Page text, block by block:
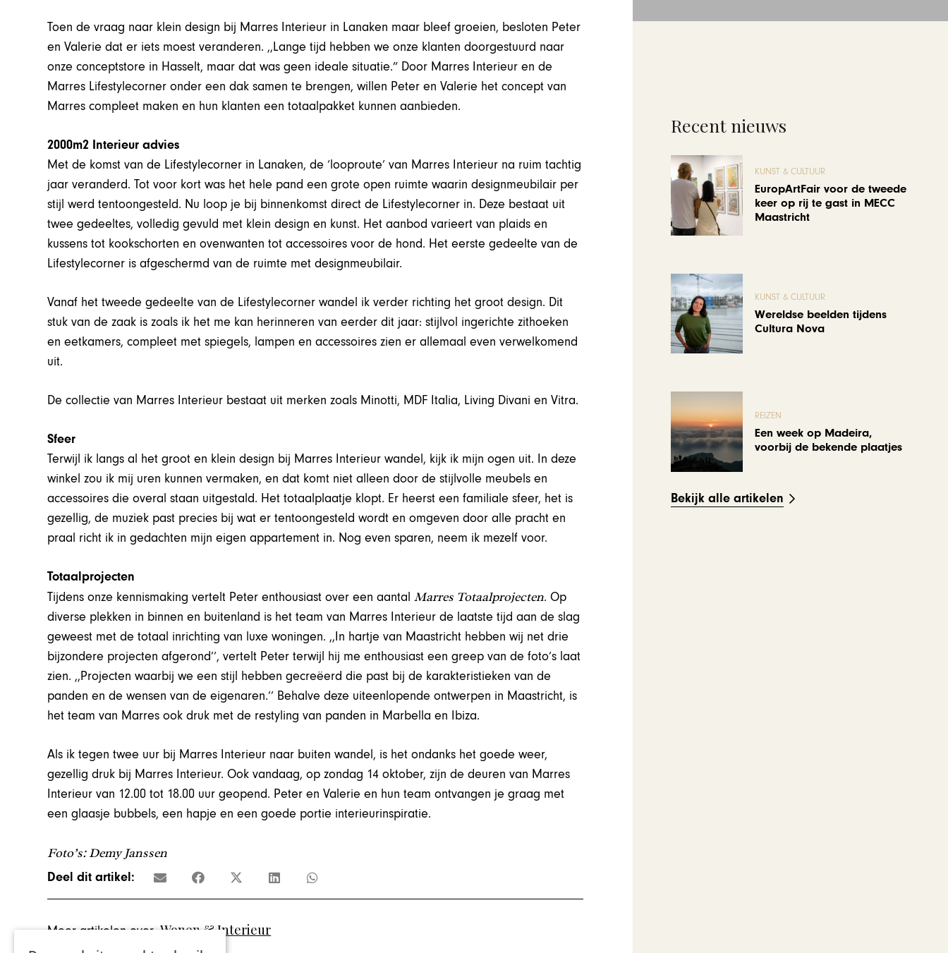
Toen de vraag naar klein design bij Marres Interieur in Lanaken maar bleef groeien, besloten Peter
en Valerie dat er iets moest veranderen. ,,Lange tijd hebben we onze klanten doorgestuurd naar
onze conceptstore in Hasselt, maar dat was geen ideale situatie.” Door Marres Interieur en de
Marres Lifestylecorner onder een dak samen te brengen, willen Peter en Valerie het concept van
Marres compleet maken en hun klanten een totaalpakket kunnen aanbieden.
2000m2 Interieur advies
Met de komst van de Lifestylecorner in Lanaken, de ‘looproute’ van Marres Interieur na ruim tachtig
jaar veranderd. Tot voor kort was het hele pand een grote open ruimte waarin designmeubilair per
stijl werd tentoongesteld. Nu loop je bij binnenkomst direct de Lifestylecorner in. Deze bestaat uit
twee gedeeltes, volledig gevuld met klein design en kunst. Het aanbod varieert van plaids en
kussens tot kookschorten en ovenwanten tot accessoires voor de hond. Het eerste gedeelte van de
Lifestylecorner is afgeschermd van de ruimte met designmeubilair.
Vanaf het tweede gedeelte van de Lifestylecorner wandel ik verder richting het groot design. Dit
stuk van de zaak is zoals ik het me kan herinneren van eerder dit jaar: stijlvol ingerichte zithoeken
en eetkamers, compleet met spiegels, lampen en accessoires zien er allemaal even verwelkomend
uit.
De collectie van Marres Interieur bestaat uit merken zoals Minotti, MDF Italia, Living Divani en Vitra.
Sfeer
Terwijl ik langs al het groot en klein design bij Marres Interieur wandel, kijk ik mijn ogen uit. In deze
winkel zou ik mij uren kunnen vermaken, en dat komt niet alleen door de stijlvolle meubels en
accessoires die overal staan uitgestald. Het totaalplaatje klopt. Er heerst een familiale sfeer, het is
gezellig, de muziek past precies bij wat er tentoongesteld wordt en omgeven door alle pracht en
praal richt ik in gedachten mijn eigen appartement in. Nog even sparen, neem ik mezelf voor.
Totaalprojecten
Tijdens onze kennismaking vertelt Peter enthousiast over een aantalMarres Totaalprojecten. Op
diverse plekken in binnen en buitenland is het team van Marres Interieur de laatste tijd aan de slag
geweest met de totaal inrichting van luxe woningen. ,,In hartje van Maastricht hebben wij net drie
bijzondere projecten afgerond’’, vertelt Peter terwijl hij me enthousiast een greep van de foto’s laat
zien. ,,Projecten waarbij we een stijl hebben gecreëerd die past bij de karakteristieken van de
panden en de wensen van de eigenaren.’’ Behalve deze uiteenlopende ontwerpen in Maastricht, is
het team van Marres ook druk met de restyling van panden in Marbella en Ibiza.
Als ik tegen twee uur bij Marres Interieur naar buiten wandel, is het ondanks het goede weer,
gezellig druk bij Marres Interieur. Ook vandaag, op zondag 14 oktober, zijn de deuren van Marres
Interieur van 12.00 tot 18.00 uur geopend. Peter en Valerie en hun team ontvangen je graag met
een glaasje bubbels, een hapje en een goede portie interieurinspiratie.
Foto’s: Demy Janssen
Deel dit artikel:
Meer artikelen over: Wonen & Interieur
Recent nieuws
KUNST & CULTUUR
EuropArtFair voor de tweede
keer op rij te gast in MECC
Maastricht
KUNST & CULTUUR
Wereldse beelden tijdens
Cultura Nova
REIZEN
Een week op Madeira,
voorbij de bekende plaatjes
Bekijk alle artikelen